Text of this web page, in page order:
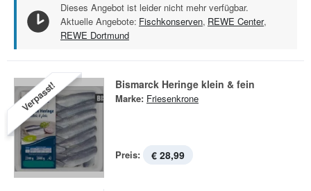
Dieses Angebot ist leider nicht mehr verfügbar.
Aktuelle Angebote: Fischkonserven, REWE Center,
REWE Dortmund
Verpasst! Bismarck Heringe klein & fein
Marke: Friesenkrone
Preis: € 28,99